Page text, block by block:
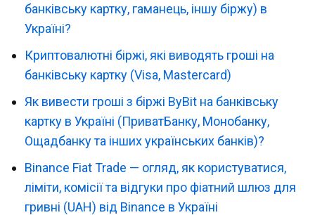
банківську картку, гаманець, іншу біржу) в
Україні?
Криптовалютні біржі, які виводять гроші на
банківську картку (Visa, Mastercard)
Як вивести гроші з біржі ByBit на банківську
картку в Україні (ПриватБанку, Монобанку,
Ощадбанку та інших українських банків)?
Binance Fiat Trade — огляд, як користуватися,
ліміти, комісії та відгуки про фіатний шлюз для
гривні (UAH) від Binance в Україні